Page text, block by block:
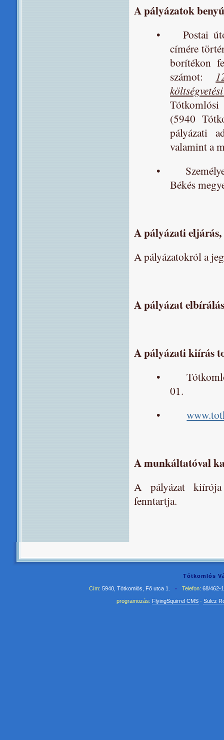
A pályázatok
•Postai
címére
borítékon
számot:
(5940
pályázati
valamint a
•
Békés
A pályázati
A pályázatokról a
A pályázat
A pályázati kiírás
•
01.
•
A munkáltatóval
A pályázat kiírója
fenntartja.
Tótkomlós
Cím: 5940, Tótkomlós, Fő utca 1. • Telefon: 68/462-
programozás: FlyingSquirrel CMS- Sulcz